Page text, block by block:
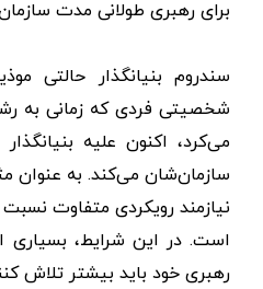
برای رهبری طولانی مدت
سندروم بنیانگذار حالتی
شخصیتی فردی که زمانی به
می‌کرد، اکنون علیه
سازمان‌شان می‌کند. به عنوان
نیازمند رویکردی متفاوت
است. در این شرایط، بسیاری
رهبری خود باید بیشتر تلاش